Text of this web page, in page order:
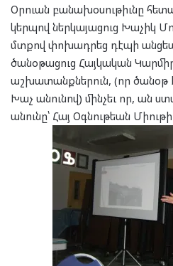
Օրուան բանախօսութիւնը
կերպով ներկայացուց Խաչիկ
մտքով փոխադրեց դէպի
ծանօթացուց Հայկական
աշխատանքներուն, (որ ծանօթ
Խաչ անունով) մինչեւ որ, ան
անունը՝ Հայ Օգնութեան